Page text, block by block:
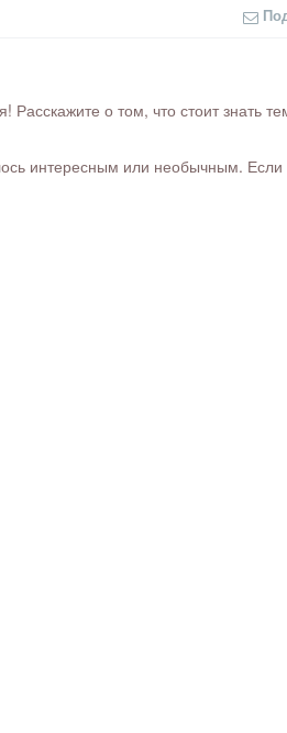
о том, что стоит знать
интересным или необычным.